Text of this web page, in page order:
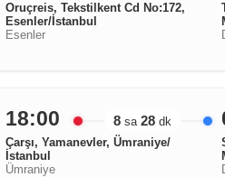
Oruçreis, Tekstilkent Cd No:172,
Esenler/İstanbul
Esenler
18:00
Çarşı, Yamanevler, Ümraniye/
İstanbul
Ümraniye
8 sa 28 dk